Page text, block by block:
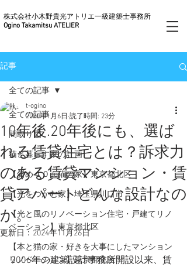
株式会社小木野貴光アトリエ一級建築士事務所
Ogino Takamitsu ATELIER
記事
全ての記事
間取り図
猫と暮らす家の計画
【斜め４０do猫の家】東京都北区
【光をつかむ家】埼玉県川口市
【光と風のリノベーション住宅・戸建てリノ
ベーション】東京都北区
【本と猫の家・好きを大事にしたマンション
リノベーション】東京都北区
全ての記事
10年後.20年後にも、選ば
れる賃貸住宅とは？訴求力
のある賃貸マンション・賃
貸アパートどんな設計なの
か。
t-ogino
2020年1月6日 読了時間: 23分
更新日： 2024年11月26日
2006年の建築設計事務所開設以来、賃